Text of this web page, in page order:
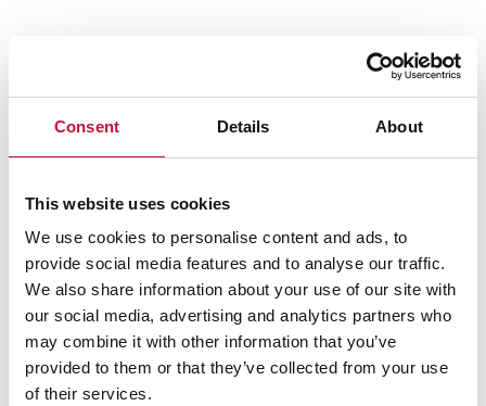
Consent Details About
This website uses cookies
We use cookies to personalise content and ads, to
provide social media features and to analyse our traffic.
We also share information about your use of our site with
our social media, advertising and analytics partners who
may combine it with other information that you’ve
provided to them or that they’ve collected from your use
of their services.
Keräämme kuusia maksullisena poltettavan jätteen
astian tyhjennyksen mukana. Älä laita kuusta
jäteastiaan, vaan jätä se kokonaisena jäteastian
viereen.
Muovikuuset voit laittaa pilkottuna poltettavaan
joulua varten.
Kinkun liemet ja kinkkurasvat
Älä laita kinkkunrasvaa viemäriin! Viemäri voi
tukkeutua, kun rasva jähmettyy putkistossa.
Hyödynnä liemi kastikkeissa.
Jähmetä rasva ja laita kompostiin tai pakkaa rasva